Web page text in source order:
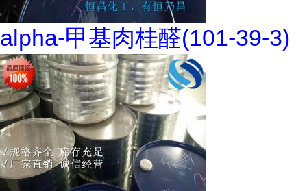
alpha-甲基肉桂醛(101-39-3)